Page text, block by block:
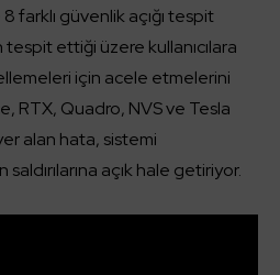
farklı güvenlik açığı tespit
tespit ettiği üzere kullanıcılara
için acele etmelerini
RTX, Quadro, NVS ve Tesla
alan hata, sistemi
açık hale getiriyor.